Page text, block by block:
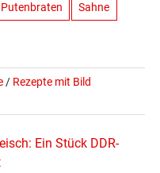
Putenbraten Sahne
/ Rezepte mit Bild
Ein Stück DDR-